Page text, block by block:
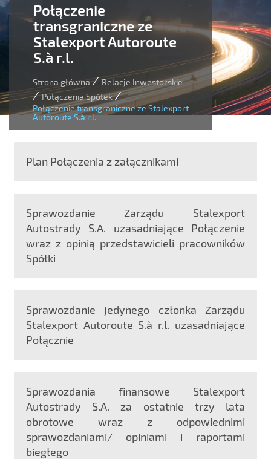
Połączenie
transgraniczne ze
Stalexport Autoroute
S.à r.l.
Strona główna/ Relacje Inwestorskie
/ Połączenia Spółek/
Połączenie transgraniczne ze Stalexport
Autoroute S.à r.l.
Plan Połączenia z załącznikami
Sprawozdanie Zarządu Stalexport
Autostrady S.A. uzasadniające Połączenie
wraz z opinią przedstawicieli pracowników
Spółki
Sprawozdanie jedynego członka Zarządu
Stalexport Autoroute S.à r.l. uzasadniające
Połącznie
Sprawozdania finansowe Stalexport
Autostrady S.A. za ostatnie trzy lata
obrotowe wraz z odpowiednimi
sprawozdaniami/ opiniami i raportami
biegłego